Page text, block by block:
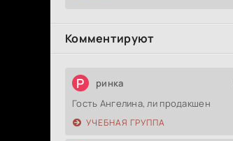
Комментируют
Р ринка
Гость Ангелина, ли продакшен
УЧЕБНАЯ ГРУППА